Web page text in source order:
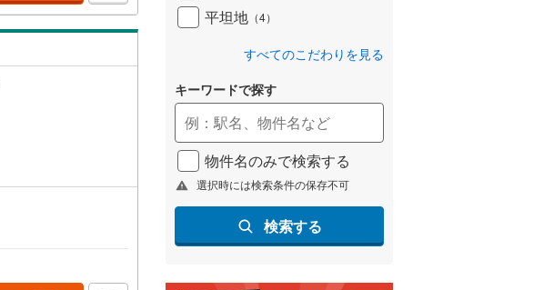
平坦地 （4）
すべてのこだわりを見る
キーワードで探す
物件名のみで検索する
選択時には検索条件の保存不可
検索する